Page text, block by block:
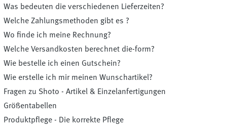
Was bedeuten die verschiedenen Lieferzeiten?
Welche Zahlungsmethoden gibt es ?
Wo finde ich meine Rechnung?
Welche Versandkosten berechnet die-form?
Wie bestelle ich einen Gutschein?
Wie erstelle ich mir meinen Wunschartikel?
Fragen zu Shoto - Artikel & Einzelanfertigungen
Größentabellen
Produktpflege - Die korrekte Pflege